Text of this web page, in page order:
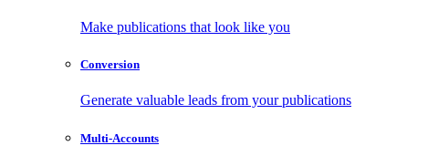
Make publications that look like you
Conversion
Generate valuable leads from your publications
Multi-Accounts